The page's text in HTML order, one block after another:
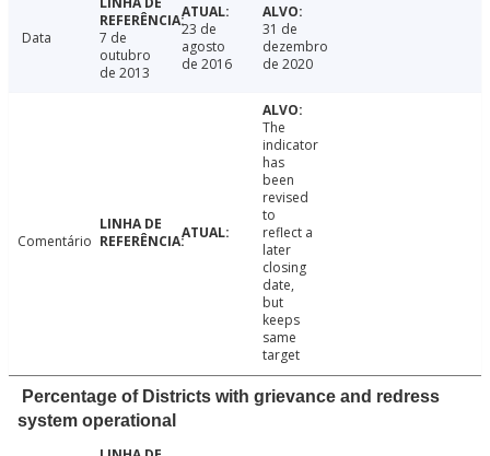
Data
7 de
outubro
de 2013
23 de
agosto
de 2016
31 de
dezembro
de 2020
Comentário
The
indicator
has
been
revised
to
reflect a
later
closing
date,
but
keeps
same
target
Percentage of Districts with grievance and redress
system operational